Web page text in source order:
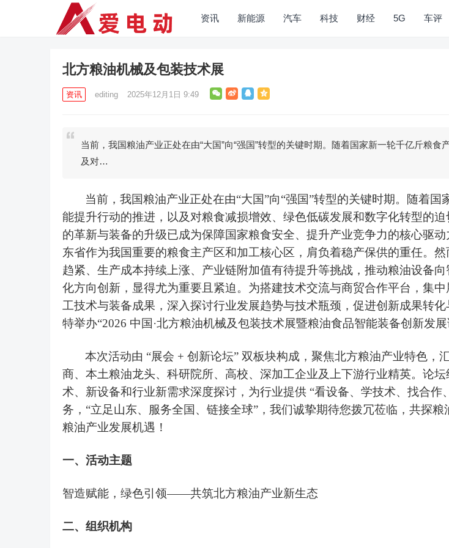
资讯 新能源 汽车 科技 财经 5G 车评
北方粮油机械及包装技术展
资讯 editing 2025年12月1日 9:49
当前，我国粮油产业正处在由“大国”向“强国”转型的关键时期。随着国家新一轮千亿斤粮食
及对…
当前，我国粮油产业正处在由“大国”向“强国”转型的关键时期。随着国
能提升行动的推进，以及对粮食减损增效、绿色低碳发展和数字化转型的
的革新与装备的升级已成为保障国家粮食安全、提升产业竞争力的核心驱动
东省作为我国重要的粮食主产区和加工核心区，肩负着稳产保供的重任。
趋紧、生产成本持续上涨、产业链附加值有待提升等挑战，推动粮油设备
化方向创新，显得尤为重要且紧迫。 为搭建技术交流与商贸合作平台，集中
工技术与装备成果，深入探讨行业发展趋势与技术瓶颈，促进创新成果转化
特举办“2026 中国·北方粮油机械及包装技术展暨粮油食品智能装备创新发展
本次活动由 “展会 + 创新论坛” 双板块构成，聚焦北方粮油产业特色 ，
商、本土粮油龙头、 科研院所、高校、深加工企业及 上下游行业精英。论
术、新设备和行业新需求深度探讨 ，为行业提供 “看设备、学技术、找合作
务 ， “立足山东、 服务全国 、 链接全球”， 我们诚挚期待您拨冗莅临，共探粮
粮油产业发展机遇！
一、 活动主题
智造赋能，绿色引领——共筑北方粮油产业新生态
二、 组织机构